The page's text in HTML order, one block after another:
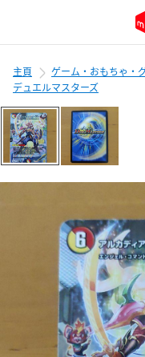
主頁 ゲーム・おもちゃ・
デュエルマスターズ